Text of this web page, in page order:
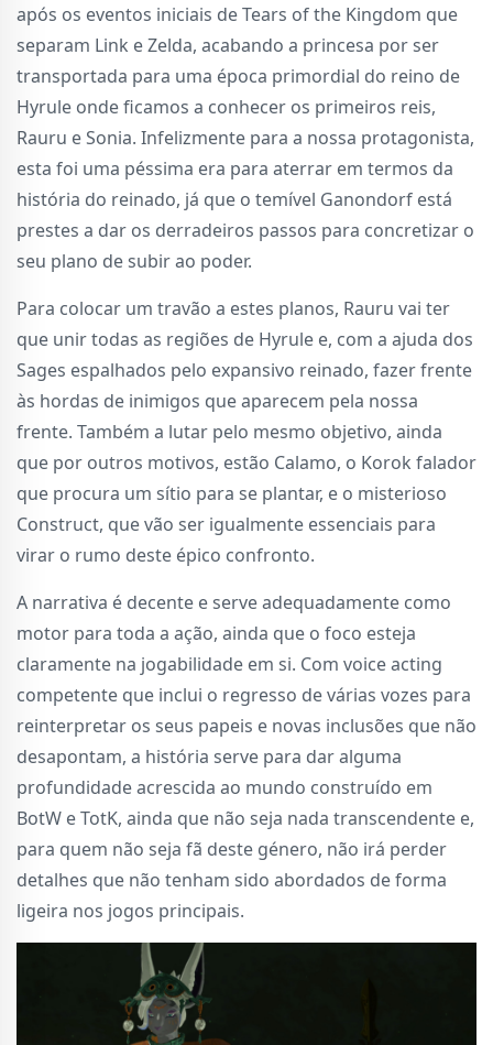
após os eventos iniciais de Tears of the Kingdom que
separam Link e Zelda, acabando a princesa por ser
transportada para uma época primordial do reino de
Hyrule onde ficamos a conhecer os primeiros reis,
Rauru e Sonia. Infelizmente para a nossa protagonista,
esta foi uma péssima era para aterrar em termos da
história do reinado, já que o temível Ganondorf está
prestes a dar os derradeiros passos para concretizar o
seu plano de subir ao poder.
Para colocar um travão a estes planos, Rauru vai ter
que unir todas as regiões de Hyrule e, com a ajuda dos
Sages espalhados pelo expansivo reinado, fazer frente
às hordas de inimigos que aparecem pela nossa
frente. Também a lutar pelo mesmo objetivo, ainda
que por outros motivos, estão Calamo, o Korok falador
que procura um sítio para se plantar, e o misterioso
Construct, que vão ser igualmente essenciais para
virar o rumo deste épico confronto.
A narrativa é decente e serve adequadamente como
motor para toda a ação, ainda que o foco esteja
claramente na jogabilidade em si. Com voice acting
competente que inclui o regresso de várias vozes para
reinterpretar os seus papeis e novas inclusões que não
desapontam, a história serve para dar alguma
profundidade acrescida ao mundo construído em
BotW e TotK, ainda que não seja nada transcendente e,
para quem não seja fã deste género, não irá perder
detalhes que não tenham sido abordados de forma
ligeira nos jogos principais.